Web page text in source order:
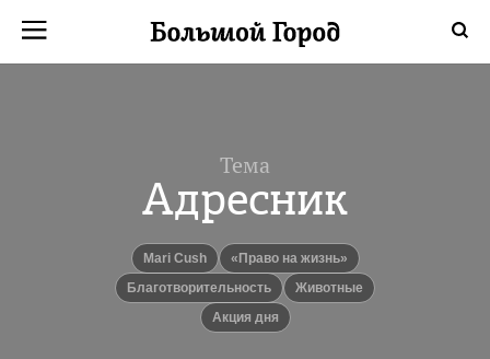
Тема
Адресник
Mari Cush
«Право на жизнь»
Благотворительность
Животные
Акция дня